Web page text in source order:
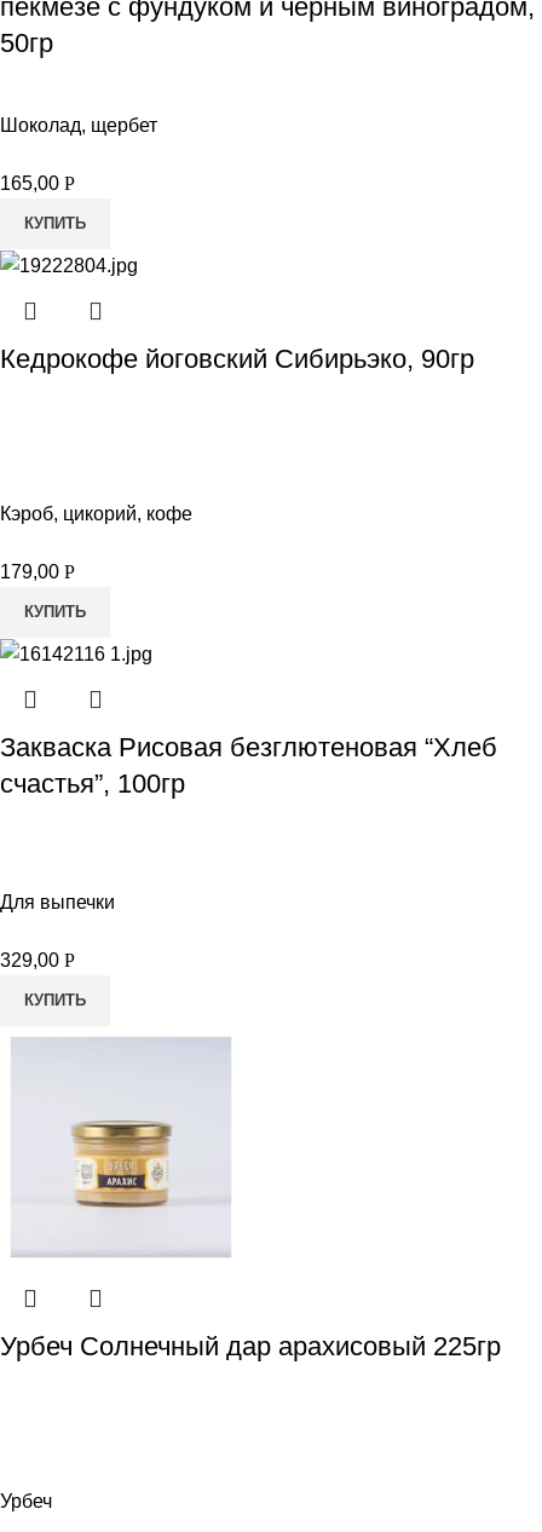
пекмезе с фундуком и черным виноградом,
50гр
Шоколад, щербет
165,00 Р
КУПИТЬ
Кедрокофе йоговский Сибирьэко, 90гр
Кэроб, цикорий, кофе
179,00 Р
КУПИТЬ
Закваска Рисовая безглютеновая “Хлеб
счастья”, 100гр
Для выпечки
329,00 Р
КУПИТЬ
Урбеч Солнечный дар арахисовый 225гр
Урбеч